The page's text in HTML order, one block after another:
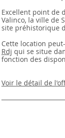
Excellent point de
Valinco, la ville de
site préhistorique
Cette location
Rdj qui se situe
fonction des
Voir le détail de